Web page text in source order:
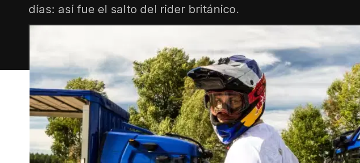
días: así fue el salto del rider británico.